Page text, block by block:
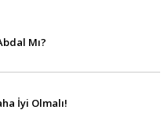
Mı?
İyi Olmalı!